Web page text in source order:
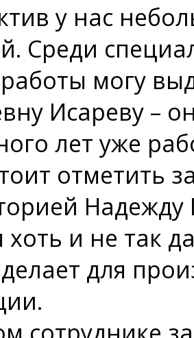
у нас
Среди
могу
Исареву –
лет уже
отметить
хоть и не так
для